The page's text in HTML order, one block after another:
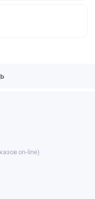
on-line)